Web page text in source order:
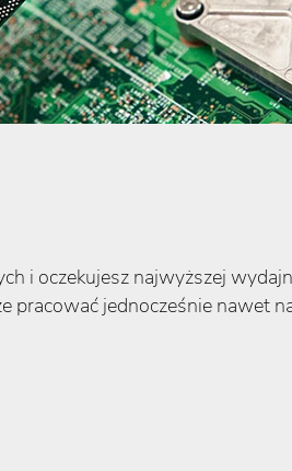
i oczekujesz najwyższej
jednocześnie nawet